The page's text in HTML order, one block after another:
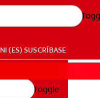
NI (ES) SUSCRÍBASE
Toggle